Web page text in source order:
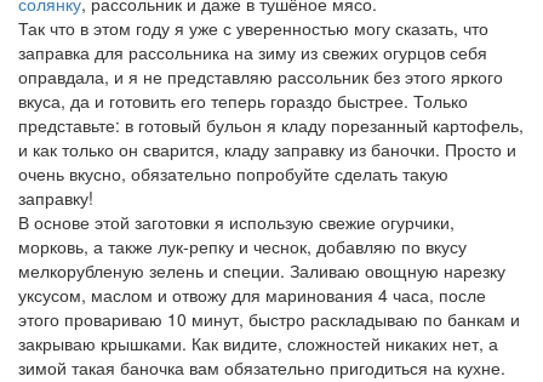
Так что в этом году я уже с уверенностью могу сказать, что
заправка для рассольника на зиму из свежих огурцов себя
оправдала, и я не представляю рассольник без этого яркого
вкуса, да и готовить его теперь гораздо быстрее. Только
представьте: в готовый бульон я кладу порезанный картофель,
и как только он сварится, кладу заправку из баночки. Просто и
очень вкусно, обязательно попробуйте сделать такую
заправку!
В основе этой заготовки я использую свежие огурчики,
морковь, а также лук-репку и чеснок, добавляю по вкусу
мелкорубленую зелень и специи. Заливаю овощную нарезку
уксусом, маслом и отвожу для маринования 4 часа, после
этого провариваю 10 минут, быстро раскладываю по банкам и
закрываю крышками. Как видите, сложностей никаких нет, а
зимой такая баночка вам обязательно пригодиться на кухне.